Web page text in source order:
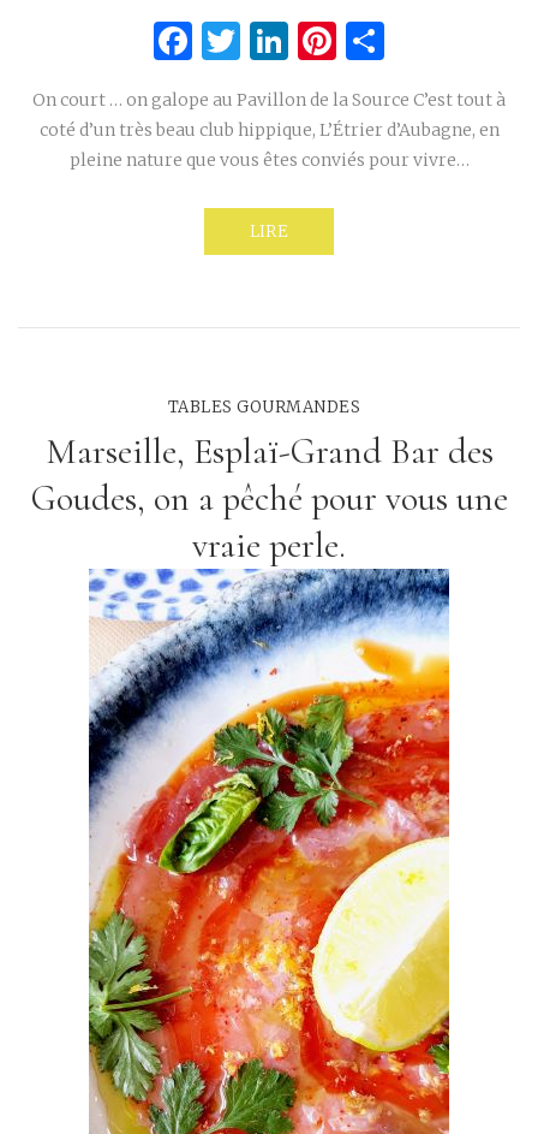
Facebook
Twitter
LinkedIn
Pinterest
On court … on galope au Pavillon de la Source C’est tout à
coté d’un très beau club hippique, L’Étrier d’Aubagne, en
pleine nature que vous êtes conviés pour vivre…
LIRE
TABLES GOURMANDES
Marseille, Esplaï-Grand Bar des
Goudes, on a pêché pour vous une
vraie perle.